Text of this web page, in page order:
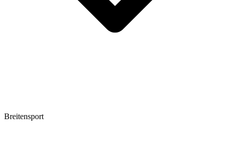
Breitensport